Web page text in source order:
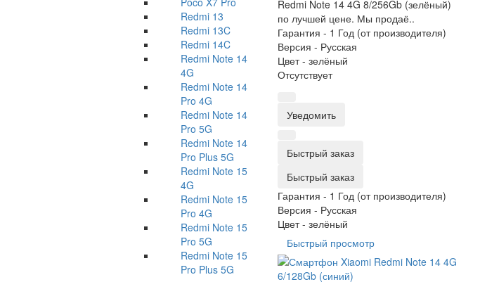
Redmi 13
Redmi 13C
Redmi 14C
Redmi Note 14
4G
Redmi Note 14
Pro 4G
Redmi Note 14
Pro 5G
Redmi Note 14
Pro Plus 5G
Redmi Note 15
4G
Redmi Note 15
Pro 4G
Redmi Note 15
Pro 5G
Redmi Note 15
Pro Plus 5G
Redmi Note 14 4G 8/256Gb (зелёный)
по лучшей цене. Мы продаё..
Гарантия - 1 Год (от производителя)
Версия - Русская
Цвет - зелёный
Отсутствует
Уведомить
Быстрый заказ
Быстрый заказ
Гарантия - 1 Год (от производителя)
Версия - Русская
Цвет - зелёный
Быстрый просмотр